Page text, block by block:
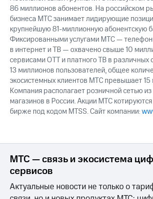
86 миллионов абонентов. На российском
бизнеса МТС занимает лидирующие
крупнейшую 81-миллионную абонентскую
Фиксированными услугами МТС —
в интернет и ТВ — охвачено свыше 10
сервисами OTT и платного ТВ в
13 миллионов пользователей, общее
экосистемных клиентов МТС превышает
Компания располагает розничной сетью
магазинов в России. Акции МТС
бирже под кодом MTSS. Сайт компании:
МТС — связь и экосистема
сервисов
Актуальные новости не только о